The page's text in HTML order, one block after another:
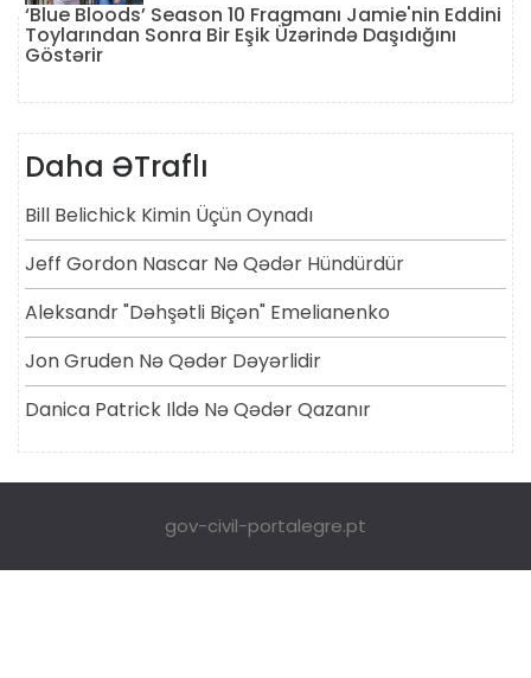
‘Blue Bloods’ Season 10 Fragmanı Jamie'nin Eddini
Toylarından Sonra Bir Eşik Üzərində Daşıdığını
Göstərir
Daha ƏTraflı
Bill Belichick Kimin Üçün Oynadı
Jeff Gordon Nascar Nə Qədər Hündürdür
Aleksandr "dəhşətli Biçən" Emelianenko
Jon Gruden Nə Qədər Dəyərlidir
Danica Patrick Ildə Nə Qədər Qazanır
gov-civil-portalegre.pt